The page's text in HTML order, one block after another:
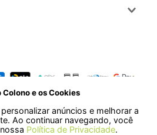
Colono e os Cookies
anúncios e melhorar a
Ao continuar navegando, você
Política de Privacidade.